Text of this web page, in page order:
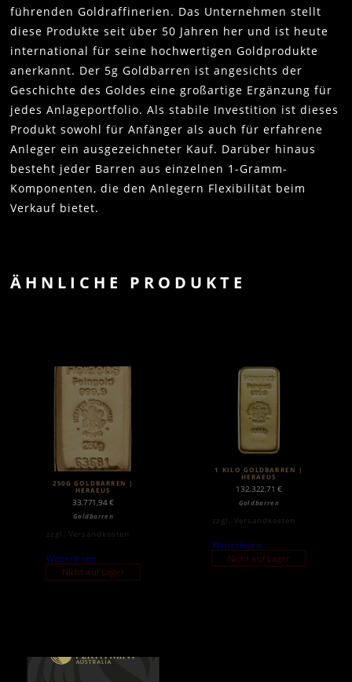
führenden Goldraffinerien. Das Unternehmen stellt
diese Produkte seit über 50 Jahren her und ist heute
international für seine hochwertigen Goldprodukte
anerkannt. Der 5g Goldbarren ist angesichts der
Geschichte des Goldes eine großartige Ergänzung für
jedes Anlageportfolio. Als stabile Investition ist dieses
Produkt sowohl für Anfänger als auch für erfahrene
Anleger ein ausgezeichneter Kauf. Darüber hinaus
besteht jeder Barren aus einzelnen 1-Gramm-
Komponenten, die den Anlegern Flexibilität beim
Verkauf bietet.
ÄHNLICHE PRODUKTE
250G GOLDBARREN |
HERAEUS
33.771,94€
Goldbarren
zzgl. Versandkosten
Weiterlesen
Nicht auf Lager
1 KILO GOLDBARREN |
HERAEUS
132.322,71 €
Goldbarren
zzgl. Versandkosten
Weiterlesen
Nicht auf Lager